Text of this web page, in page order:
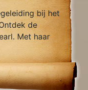
bij het
de
Met haar
bij het